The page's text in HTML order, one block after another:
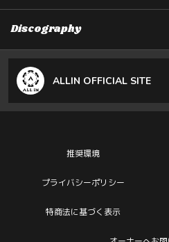
Discography
ALLIN OFFICIAL SITE
推奨環境
プライバシーポリシー
特商法に基づく表示